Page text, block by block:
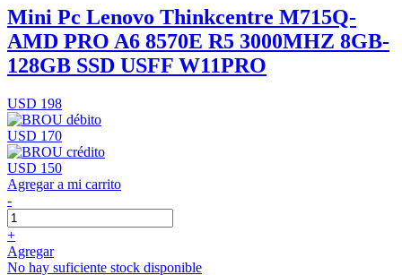
Mini Pc Lenovo Thinkcentre M715Q-
AMD PRO A6 8570E R5 3000MHZ 8GB-
128GB SSD USFF W11PRO
USD 198
USD 170
USD 150
Agregar a mi carrito
-
+
Agregar
No hay suficiente stock disponible